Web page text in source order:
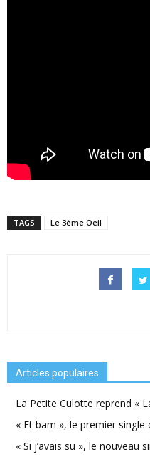
TAGS Le 3ème Oeil
Articles populaires
La Petite Culotte reprend «
« Et bam », le premier single
« Si j’avais su », le nouveau